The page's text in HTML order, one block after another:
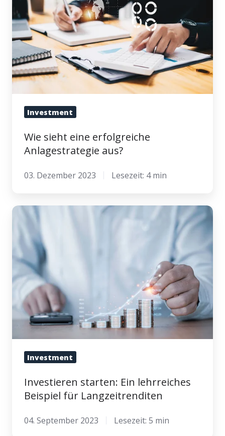
erfolgreiche
Anlagestrategie
aus?
Investment
Wie sieht eine erfolgreiche
Anlagestrategie aus?
03. Dezember 2023 Lesezeit: 4 min
Investieren
lehrreiches
Beispiel
für
Langzeitrenditen
Investment
Investieren starten: Ein lehrreiches
Beispiel für Langzeitrenditen
04. September 2023 Lesezeit: 5 min